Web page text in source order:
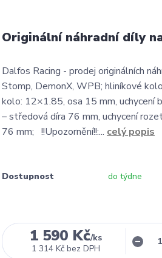
Originální náhradní díly
Dalfos Racing - prodej originálních
Stomp, DemonX, WPB; hliníkové
kolo: 12×1.85, osa 15 mm,
– středová díra 76 mm, uchycení
76 mm; !!Upozornění!!:... celý popis
Dostupnost do týdne
1 590 Kč/ks
1 314 Kč bez DPH